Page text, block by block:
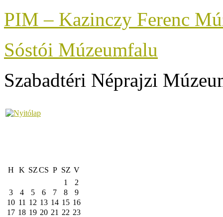
PIM – Kazinczy Ferenc
Sóstói Múzeumfalu
Szabadtéri Néprajzi
H K SZCS P SZ V
1
2
3
4 5 6 7 8
9
10 11 12 13 14 15 16
17 18 19 20 21 22 23